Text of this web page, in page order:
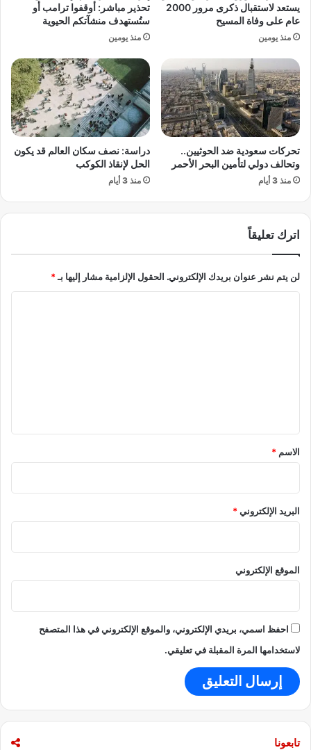
س
ب
ق
ر
ي
ا
ض
س
م
ح
س
م
ة
و
ن
ق
ا
ط
ئ
س
ة
يستعد لاستقبال ذكرى مرور 2000
عام على وفاة المسيح
منذ يومين
تحذير مباشر: أوقفوا ترامب أو
ستُستهدف منشآتكم الحيوية
منذ يومين
تحركات سعودية ضد الحوثيين..
وتحالف دولي لتأمين البحر الأحمر
منذ 3 أيام
دراسة: نصف سكان العالم قد يكون
الحل لإنقاذ الكوكب
منذ 3 أيام
اترك تعليقاً
لن يتم نشر عنوان بريدك الإلكتروني. الحقول الإلزامية مشار إليها بـ*
*
الاسم *
البريد الإلكتروني*
الموقع الإلكتروني
احفظ اسمي، بريدي الإلكتروني، والموقع الإلكتروني في هذا المتصفح
لاستخدامها المرة المقبلة في تعليقي.
تابعونا